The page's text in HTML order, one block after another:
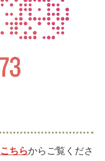
こちらからご覧くださ